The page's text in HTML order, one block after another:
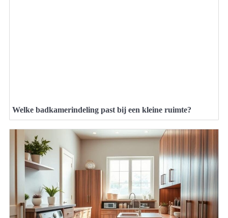
Welke badkamerindeling past bij een kleine ruimte?